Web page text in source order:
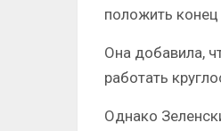
положить конец
Она добавила,
работать
Однако